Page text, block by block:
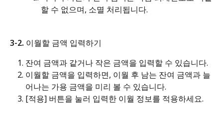
할 수 없으며, 소멸 처리됩니다.
3-2. 이월할 금액 입력하기
잔여 금액과 같거나 작은 금액을 입력할 수 있습니다.
이월할 금액을 입력하면, 이월 후 남는 잔여 금액과 늘
어나는 가용 금액을 미리 볼 수 있습니다.
[적용] 버튼을 눌러 입력한 이월 정보를 적용하세요.